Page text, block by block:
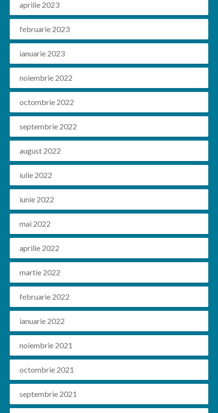
aprilie 2023
februarie 2023
ianuarie 2023
noiembrie 2022
octombrie 2022
septembrie 2022
august 2022
iulie 2022
iunie 2022
mai 2022
aprilie 2022
martie 2022
februarie 2022
ianuarie 2022
noiembrie 2021
octombrie 2021
septembrie 2021